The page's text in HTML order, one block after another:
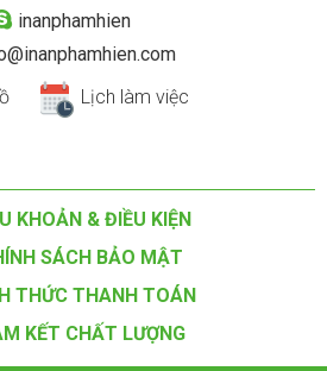
inanphamhien
Lịch làm việc
KHOẢN & ĐIỀU KIỆN
SÁCH BẢO MẬT
THỨC THANH TOÁN
KẾT CHẤT LƯỢNG